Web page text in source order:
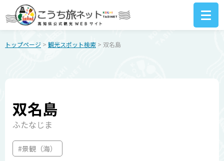
トップページ > 観光スポット検索 > 双名島
双名島
ふたなじま
#景観（海）